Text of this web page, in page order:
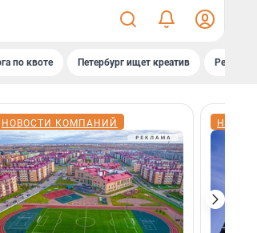
по квоте Петербург ищет креатив
НОВОСТИ КОМПАНИЙ